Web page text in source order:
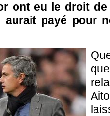
ont eu le droit
aurait payé pour